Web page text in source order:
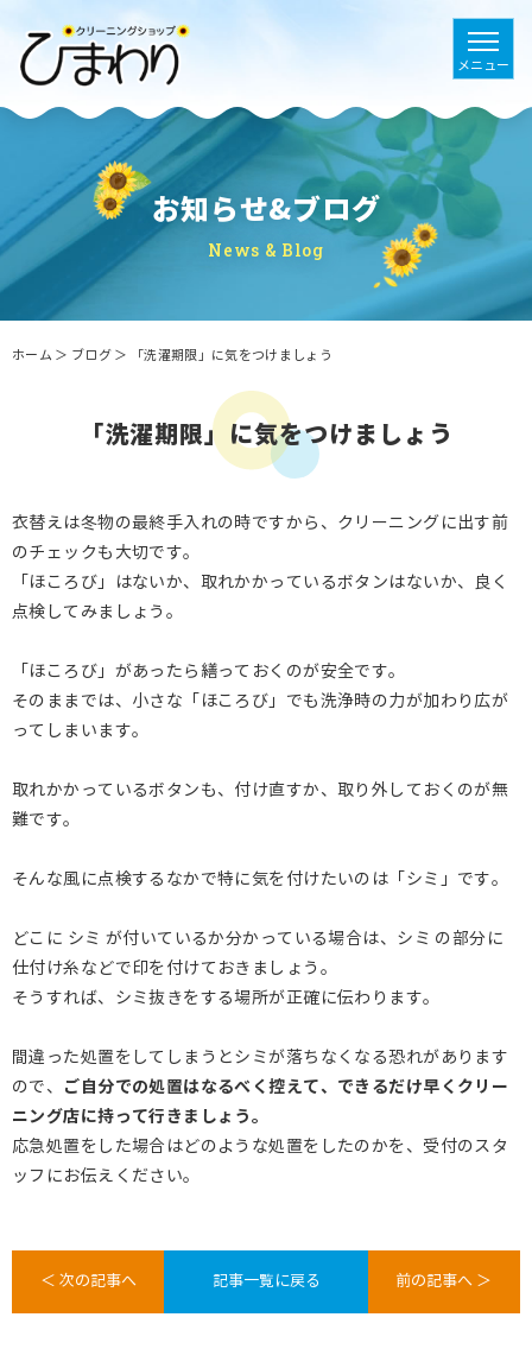
お知らせ&ブログ
News & Blog
ホーム ＞ ブログ ＞ 「洗濯期限」に気をつけましょう
「洗濯期限」に気をつけましょう
衣替えは冬物の最終手入れの時ですから、クリーニングに出す前
のチェックも大切です。
「ほころび」はないか、取れかかっているボタンはないか、良く
点検してみましょう。
「ほころび」があったら繕っておくのが安全です。
そのままでは、小さな「ほころび」でも洗浄時の力が加わり広が
ってしまいます。
取れかかっているボタンも、付け直すか、取り外しておくのが無
難です。
そんな風に点検するなかで特に気を付けたいのは「シミ」です。
どこに シミ が付いているか分かっている場合は、シミ の部分に
仕付け糸などで印を付けておきましょう。
そうすれば、シミ抜きをする場所が正確に伝わります。
間違った処置をしてしまうとシミが落ちなくなる恐れがあります
ので、
ご自分での処置はなるべく控えて、できるだけ早くクリー
ニング店に持って行きましょう。
応急処置をした場合はどのような処置をしたのかを、受付のスタ
ッフにお伝えください。
＜ 次の記事へ 記事一覧に戻る 前の記事へ ＞